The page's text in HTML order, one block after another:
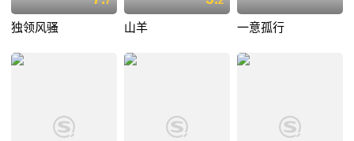
独领风骚 山羊 一意孤行